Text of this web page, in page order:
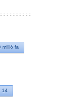
millió fa
14